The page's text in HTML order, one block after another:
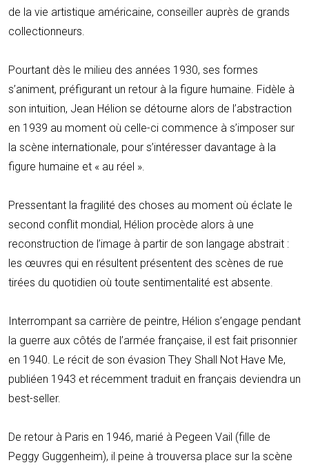
de la vie artistique américaine, conseiller auprès de grands
collectionneurs.
Pourtant dès le milieu des années 1930, ses formes
s’animent, préfigurant un retour à la figure humaine. Fidèle à
son intuition, Jean Hélion se détourne alors de l’abstraction
en 1939 au moment où celle-ci commence à s’imposer sur
la scène internationale, pour s’intéresser davantage à la
figure humaine et « au réel ».
Pressentant la fragilité des choses au moment où éclate le
second conflit mondial, Hélion procède alors à une
reconstruction de l’image à partir de son langage abstrait :
les œuvres qui en résultent présentent des scènes de rue
tirées du quotidien où toute sentimentalité est absente.
Interrompant sa carrière de peintre, Hélion s’engage pendant
la guerre aux côtés de l’armée française, il est fait prisonnier
en 1940. Le récit de son évasion They Shall Not Have Me,
publiéen 1943 et récemment traduit en français deviendra un
best-seller.
De retour à Paris en 1946, marié à Pegeen Vail (fille de
Peggy Guggenheim), il peine à trouversa place sur la scène